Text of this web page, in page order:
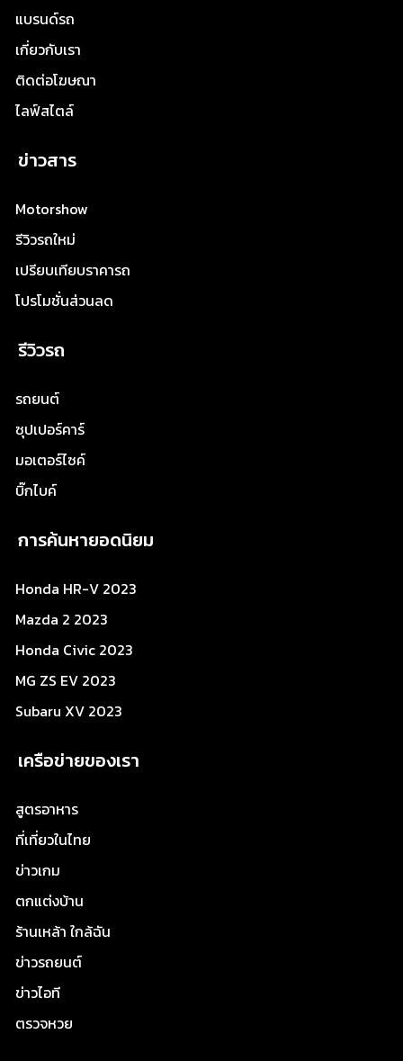
แบรนด์รถ
เกี่ยวกับเรา
ติดต่อโฆษณา
ไลฟ์สไตล์
ข่าวสาร
Motorshow
รีวิวรถใหม่
เปรียบเทียบราคารถ
โปรโมชั่นส่วนลด
รีวิวรถ
รถยนต์
ซุปเปอร์คาร์
มอเตอร์ไซค์
บิ๊กไบค์
การค้นหายอดนิยม
Honda HR-V 2023
Mazda 2 2023
Honda Civic 2023
MG ZS EV 2023
Subaru XV 2023
เครือข่ายของเรา
สูตรอาหาร
ที่เที่ยวในไทย
ข่าวเกม
ตกแต่งบ้าน
ร้านเหล้า ใกล้ฉัน
ข่าวรถยนต์
ข่าวไอที
ตรวจหวย